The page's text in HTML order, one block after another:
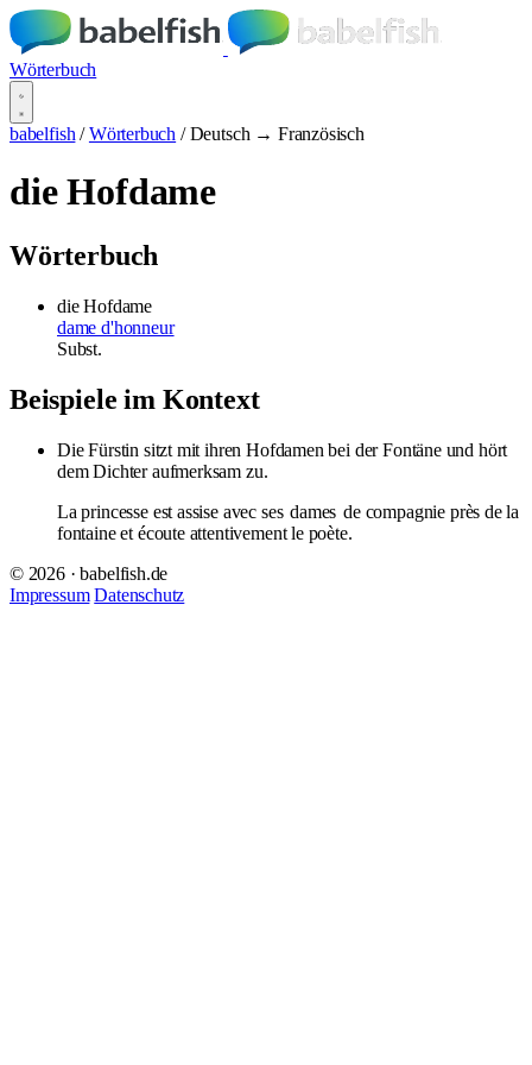
Wörterbuch
babelfish / Wörterbuch / Deutsch → Französisch
die Hofdame
Wörterbuch
die Hofdame
dame d'honneur
Subst.
Beispiele im Kontext
Die Fürstin sitzt mit ihren Hofdamen bei der Fontäne und hört
dem Dichter aufmerksam zu.
La princesse est assise avec ses dames de compagnie près de la
fontaine et écoute attentivement le poète.
© 2026 · babelfish.de
Impressum Datenschutz